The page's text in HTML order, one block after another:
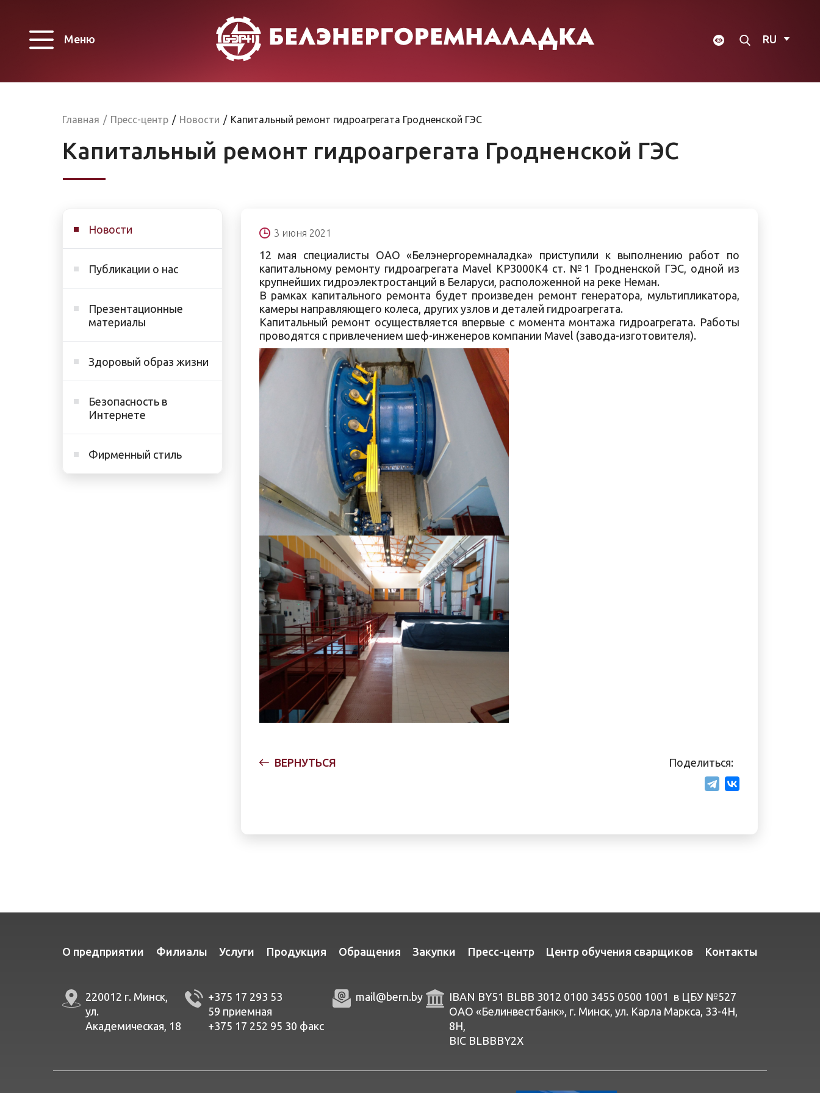
Меню RU
Главная / Пресс-центр / Новости / Капитальный ремонт гидроагрегата Гродненской ГЭС
Капитальный ремонт гидроагрегата Гродненской ГЭС
3 июня 2021
12 мая специалисты ОАО «Белэнергоремналадка» приступили к выполнению работ по
капитальному ремонту гидроагрегата Mavel КР3000К4 ст. №1 Гродненской ГЭС, одной из
крупнейших гидроэлектростанций в Беларуси, расположенной на реке Неман.
В рамках капитального ремонта будет произведен ремонт генератора, мультипликатора,
камеры направляющего колеса, других узлов и деталей гидроагрегата.
Капитальный ремонт осуществляется впервые с момента монтажа гидроагрегата. Работы
проводятся с привлечением шеф-инженеров компании Mavel (завода-изготовителя).
ВЕРНУТЬСЯ Поделиться:
Новости
Публикации о нас
Презентационные
материалы
Здоровый образ жизни
Безопасность в
Интернете
Фирменный стиль
О предприятии Филиалы Услуги Продукция Обращения Закупки Пресс-центр Центр обучения сварщиков Контакты
220012 г. Минск,
ул.
Академическая, 18
+375 17 293 53
59 приемная
+375 17 252 95 30 факc
mail@bern.by
IBAN BY51 BLBB 3012 0100 3455 0500 1001 в ЦБУ №527
ОАО «Белинвестбанк», г. Минск, ул. Карла Маркса, 33-4Н,
8Н,
BIC BLBBBY2X